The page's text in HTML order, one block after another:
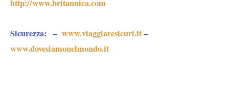
http://www.britannica.com
Sicurezza: – www.viaggiaresicuri.it–
www.dovesiamonelmondo.it